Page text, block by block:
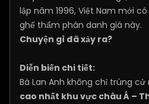
lập năm 1996, Việt Nam mới
ghế thẩm phán danh giá này.
Chuyện gì đã xảy ra?
Diễn biến chi tiết:
Bà Lan Anh không chỉ trúng
cao nhất khu vực châu Á –